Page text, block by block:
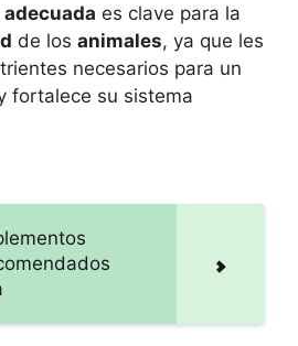
es clave para la
de los animales, ya que les
necesarios para un
fortalece su sistema